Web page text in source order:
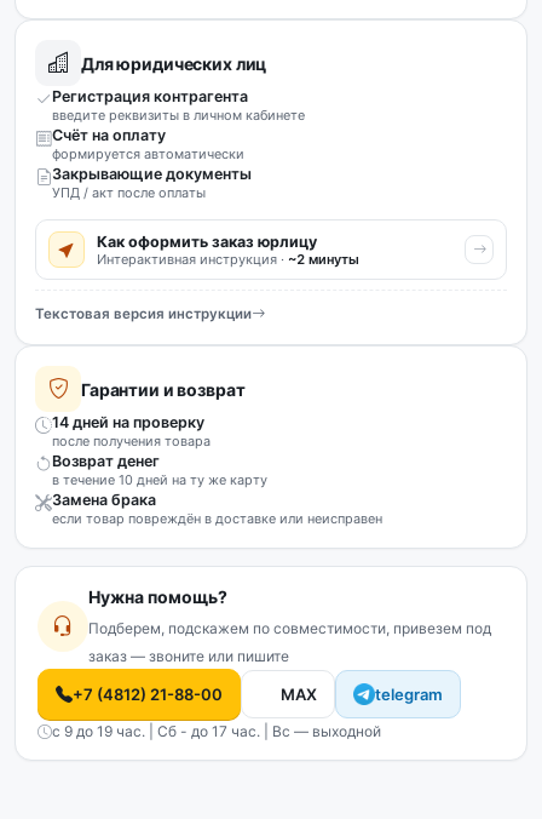
Для юридических лиц
Регистрация контрагента
введите реквизиты в личном кабинете
Счёт на оплату
формируется автоматически
Закрывающие документы
УПД / акт после оплаты
Как оформить заказ юрлицу
Интерактивная инструкция · ~2 минуты
Текстовая версия инструкции
Гарантии и возврат
14 дней на проверку
после получения товара
Возврат денег
в течение 10 дней на ту же карту
Замена брака
если товар повреждён в доставке или неисправен
Нужна помощь?
Подберем, подскажем по совместимости, привезем под
заказ — звоните или пишите
+7 (4812) 21-88-00 MAX telegram
с 9 до 19 час. | Сб - до 17 час. | Вс — выходной